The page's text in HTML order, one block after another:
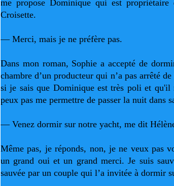
me propose Dominique qui est
Croisette.
— Merci, mais je ne préfère pas.
Dans mon roman, Sophie a accepté de
chambre d’un producteur qui n’a pas arrêté
si je sais que Dominique est très poli et
peux pas me permettre de passer la nuit dans
— Venez dormir sur notre yacht, me dit
Même pas, je réponds, non, je ne veux pas
un grand oui et un grand merci. Je suis
sauvée par un couple qui l’a invitée à dormir